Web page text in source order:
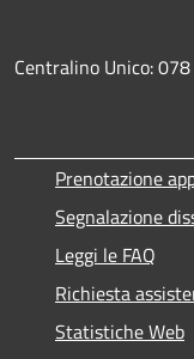
Centralino Unico:
Prenotazione
Segnalazione
Leggi le FAQ
Richiesta
Statistiche Web